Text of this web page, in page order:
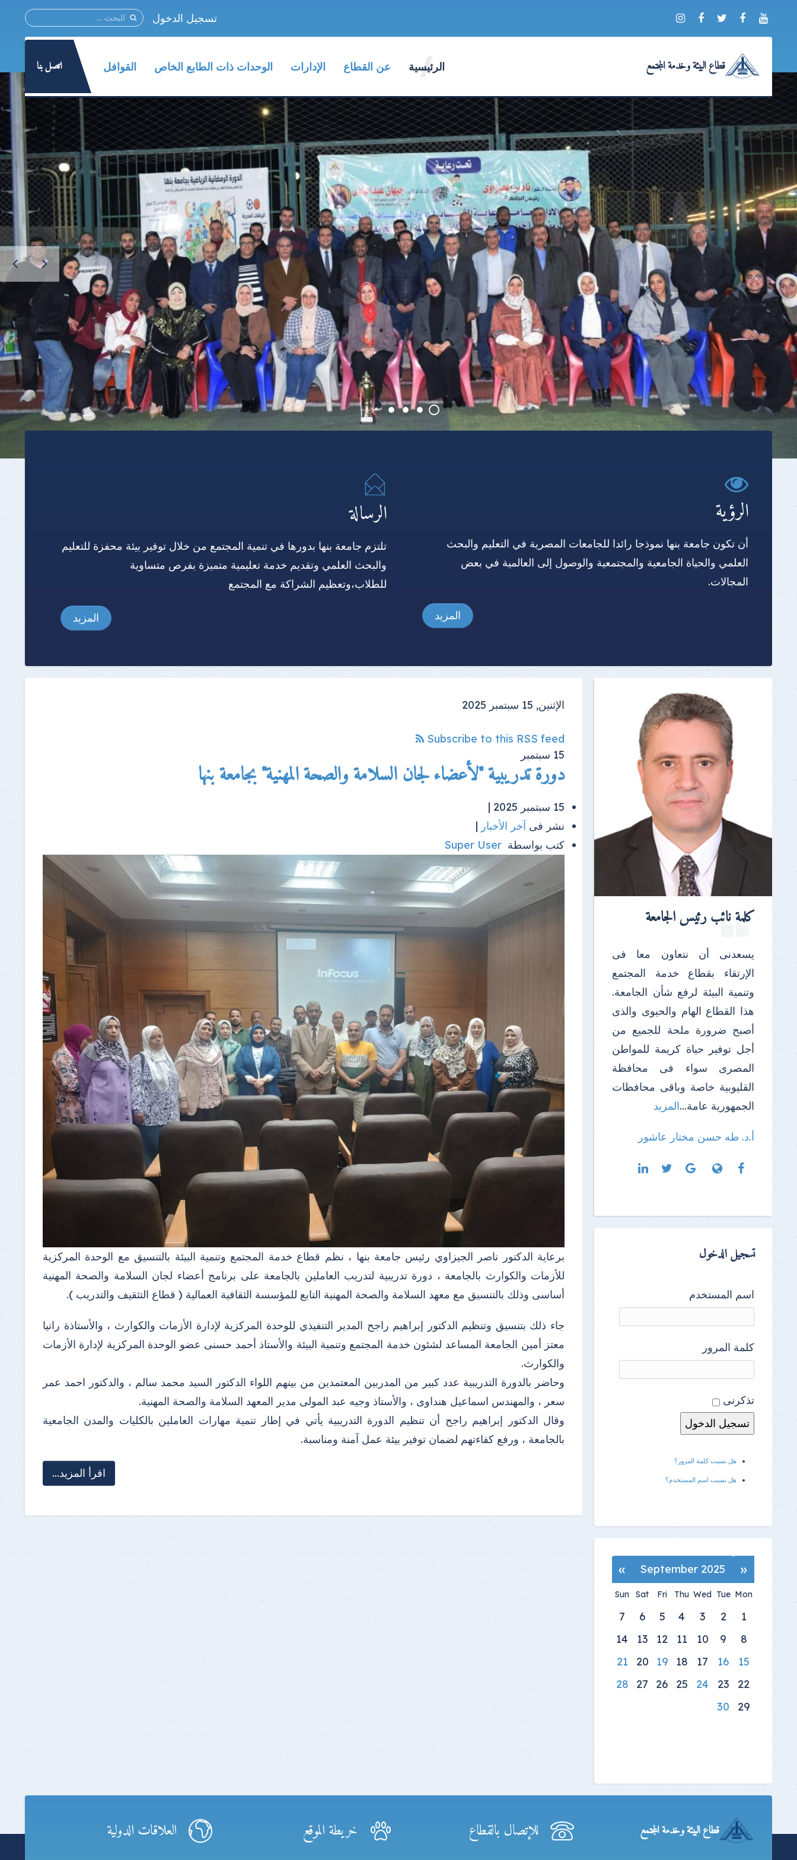
تسجيل الدخول
قطاع البيئة وخدمة المجتمع الرئيسية عن القطاع الإدارات الوحدات ذات الطابع الخاص القوافل اتصل بنا
الرؤية
أن تكون جامعة بنها نموذجا رائدا للجامعات المصرية في التعليم والبحث
العلمي والحياة الجامعية والمجتمعية والوصول إلى العالمية في بعض
المجالات.
المزيد
الرسالة
تلتزم جامعة بنها بدورها في تنمية المجتمع من خلال توفير بيئة محفزة للتعليم
والبحث العلمي وتقديم خدمة تعليمية متميزة بفرص متساوية
للطلاب،وتعظيم الشراكة مع المجتمع
المزيد
الإثنين, 15 سبتمبر 2025
Subscribe to this RSS feed
15 سبتمبر
دورة تدريبية "لأعضاء لجان السلامة والصحة المهنية" بجامعة بنها
15 سبتمبر 2025 |
نشر فى آخر الأخبار |
كتب بواسطة Super User
برعاية الدكتور ناصر الجيزاوي رئيس جامعة بنها ، نظم قطاع خدمة المجتمع وتنمية البيئة بالتنسيق مع الوحدة المركزية
للأزمات والكوارث بالجامعة ، دورة تدريبية لتدريب العاملين بالجامعة على برنامج أعضاء لجان السلامة والصحة المهنية
أساسى وذلك بالتنسيق مع معهد السلامة والصحة المهنية التابع للمؤسسة الثقافية العمالية ( قطاع التثقيف والتدريب ).
جاء ذلك بتنسيق وتنظيم الدكتور إبراهيم راجح المدير التنفيذي للوحدة المركزية لإدارة الأزمات والكوارث ، والأستاذة رانيا
معتز أمين الجامعة المساعد لشئون خدمة المجتمع وتنمية البيئة والأستاذ أحمد حسنى عضو الوحدة المركزية لإدارة الأزمات
والكوارث.
وحاضر بالدورة التدريبية عدد كبير من المدربين المعتمدين من بينهم اللواء الدكتور السيد محمد سالم ، والدكتور احمد عمر
سعر ، والمهندس اسماعيل هنداوى ، والأستاذ وجيه عبد المولى مدير المعهد السلامة والصحة المهنية.
وقال الدكتور إبراهيم راجح أن تنظيم الدورة التدريبية يأتي في إطار تنمية مهارات العاملين بالكليات والمدن الجامعية
بالجامعة ، ورفع كفاءتهم لضمان توفير بيئة عمل آمنة ومناسبة.
اقرأ المزيد...
كلمة نائب رئيس الجامعة
يسعدنى أن نتعاون معا فى
الإرتقاء بقطاع خدمة المجتمع
وتنمية البيئة لرفع شأن الجامعة.
هذا القطاع الهام والحيوى والذى
أصبح ضرورة ملحة للجميع من
أجل توفير حياة كريمة للمواطن
المصرى سواء فى محافظة
القليوبية خاصة وباقى محافظات
الجمهورية عامة...المزيد
أ.د. طه حسن مختار عاشور
تسجيل الدخول
اسم المستخدم
كلمة المرور
تذكرنى
هل نسيت كلمة المرور؟
هل نسيت اسم المستخدم؟
«
September 2025
»
Mon
Tue
Wed
Thu
Fri
Sat
Sun
1
2
3
4
5
6
7
8
9
10
11
12
13
14
15
16
17
18
19
20
21
22
23
24
25
26
27
28
29
30
قطاع البيئة وخدمة المجتمع للإتصال بالقطاع خريطة الموقع العلاقات الدولية